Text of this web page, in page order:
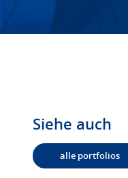
Siehe auch
alle portfolios